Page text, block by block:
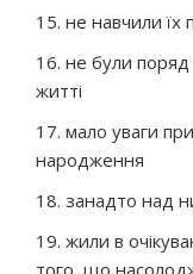
15. не навчили їх
16. не були поряд
житті
17. мало уваги
народження
18. занадто над
19. жили в
того, що